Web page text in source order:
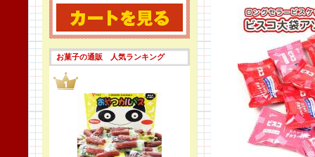
お菓子の通販 人気ランキング